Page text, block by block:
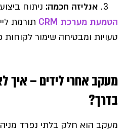
אנליזה חכמה: ניתוח
הטמעת מערכת CRM
תורמת
טעויות ומבטיחה שימור לקוחות
מעקב אחרי לידים – איך
בדרך?
מעקב הוא חלק בלתי נפרד